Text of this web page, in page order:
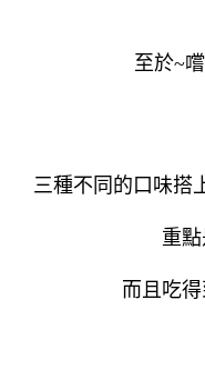
至於~
三種不同的口味搭
重
而且吃